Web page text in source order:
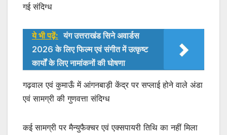
गई संदिग्ध
ये भी पढ़ें: यंग उत्तराखंड सिने अवार्डस
2026 के लिए फिल्म एवं संगीत में उत्कृष्ट
कार्यों के लिए नामांकनों की घोषणा
गढ़वाल एवं कुमाऊँ में आंगनबाड़ी केंद्र पर सप्लाई होने वाले अंडा
एवं सामग्री की गुणवत्ता संदिग्ध
कई सामग्री पर मैन्युफैक्चर एवं एक्सपायरी तिथि का नहीं मिला